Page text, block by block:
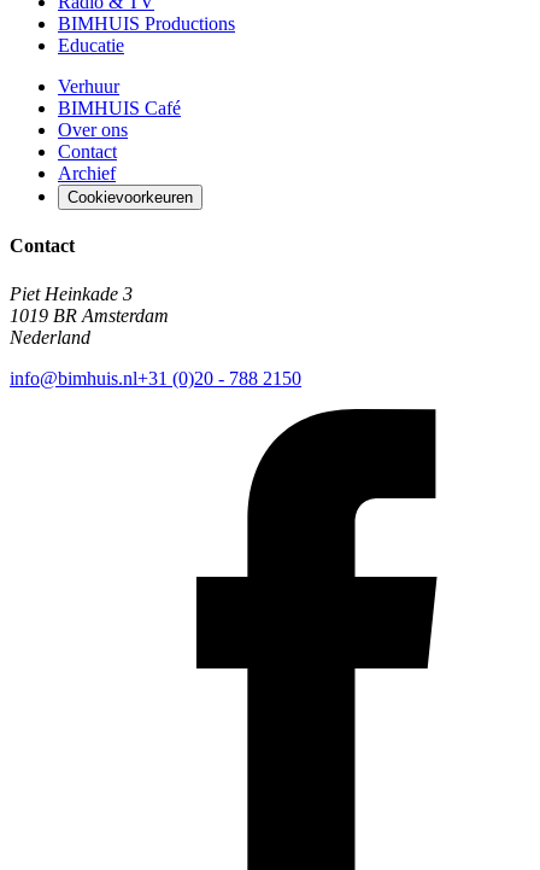
BIMHUIS Productions
Educatie
Verhuur
BIMHUIS Café
Over ons
Contact
Archief
Cookievoorkeuren
Contact
Piet Heinkade 3
1019 BR Amsterdam
Nederland
info@bimhuis.nl+31 (0)20 - 788 2150